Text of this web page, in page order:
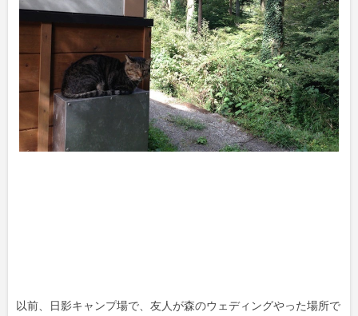
以前、日影キャンプ場で、友人が森のウェディングやった場所で